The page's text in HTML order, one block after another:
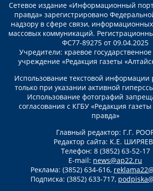
Сетевое издание «Информационный
правда» зарегистрировано
надзору в сфере связи,
массовых коммуникаций.
ФС77-89275 от 09.04.2025
Учредители: краевое
учреждение «Редакция газеты
Использование текстовой информации
только при указании активной
Использование фотографий
согласования с КГБУ «Редакция
правда»
Главный редактор: Г.Г.
Редактор сайта: К.Е.
Телефон: 8 (3852) 63-52-17
E-mail: news@ap22.ru
Реклама: (3852) 634-616,
Подписка: (3852) 633-717,